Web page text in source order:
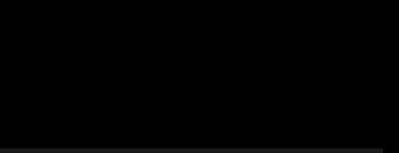
premium cu un
contemporane.